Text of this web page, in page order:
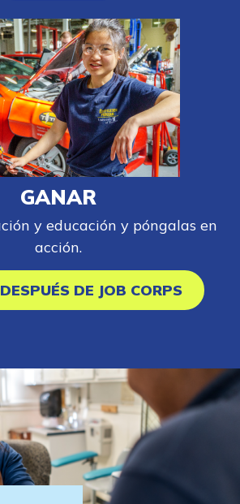
GANAR
y educación y póngalas en
acción.
DE JOB CORPS